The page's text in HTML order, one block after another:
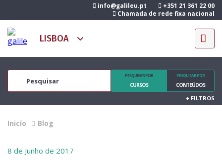
info@galileu.pt
+351 21 361 22 00
Chamada de rede fixa nacional
PESQUISAR POR
CURSOS
PESQUISAR POR
CONTEÚDOS
+ FILTROS
Inicío Blog
8 de Junho de 2017